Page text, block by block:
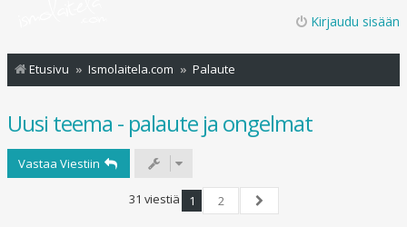
Kirjaudu sisään
Etusivu Ismolaitela.com Palaute
Uusi teema - palaute ja ongelmat
Vastaa Viestiin
31 viestiä 1
2
Seuraava